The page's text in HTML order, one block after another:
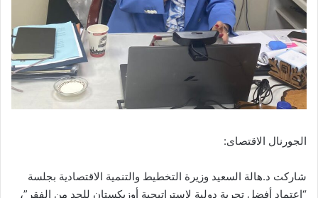
الجورنال الاقتصاى:
شاركت د.هالة السعيد وزيرة التخطيط والتنمية الاقتصادية بجلسة
“اعتماد أفضل تجربة دولية لاستراتيجية أوزبكستان للحد من الفقر”،